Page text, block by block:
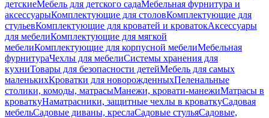
детскиеМебель для детского садаМебельная фурнитура и
аксессуарыКомплектующие для столовКомплектующие для
стульевКомплектующие для кроватей и кроватокАксессуары
для мебелиКомплектующие для мягкой
мебелиКомплектующие для корпусной мебелиМебельная
фурнитураЧехлы для мебелиСистемы хранения для
кухниТовары для безопасности детейМебель для самых
маленькихКроватки для новорожденныхПеленальные
столики, комоды, матрасыМанежи, кровати-манежиМатрасы в
кроваткуНаматрасники, защитные чехлы в кроваткуСадовая
мебельСадовые диваны, креслаСадовые стульяСадовые,